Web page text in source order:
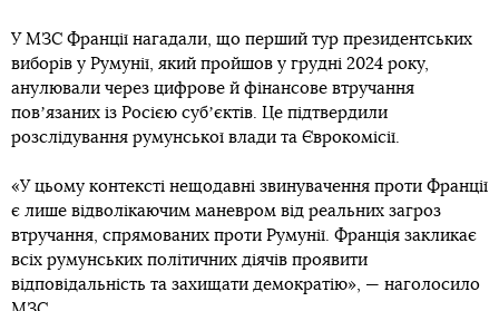
У МЗС Франції нагадали, що перший тур президентських
виборів у Румунії, який пройшов у грудні 2024 року,
анулювали через цифрове й фінансове втручання
повʼязаних із Росією субʼєктів. Це підтвердили
розслідування румунської влади та Єврокомісії.
«У цьому контексті нещодавні звинувачення проти Франції
є лише відволікаючим маневром від реальних загроз
втручання, спрямованих проти Румунії. Франція закликає
всіх румунських політичних діячів проявити
відповідальність та захищати демократію», — наголосило